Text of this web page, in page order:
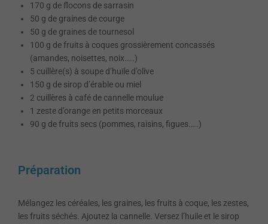
170 g de flocons de sarrasin
50 g de graines de courge
50 g de graines de tournesol
100 g de fruits à coques grossièrement concassés
(amandes, noisettes, noix…..)
5 cuillère(s) à soupe d’huile d’olive
150 g de sirop d’érable ou miel
2 cuillères à café de cannelle moulue
1 zeste d’orange en petits morceaux
90 g de fruits secs (pommes, raisins, figues…..)
Préparation
Mélangez les céréales, les graines, les fruits à coque, les zestes,
les fruits séchés. Ajoutez la cannelle. Versez l’huile et le sirop